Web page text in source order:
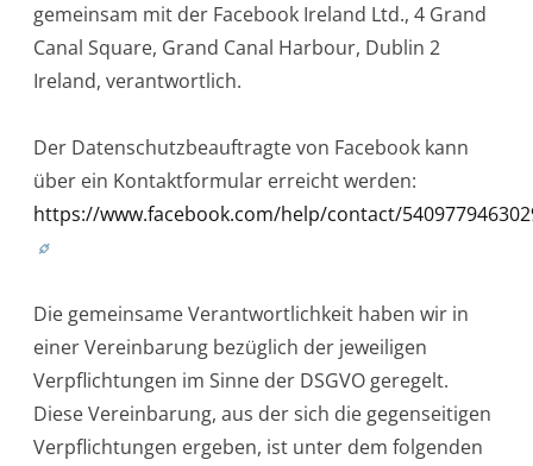
gemeinsam mit der Facebook Ireland Ltd., 4 Grand
Canal Square, Grand Canal Harbour, Dublin 2
Ireland, verantwortlich.
Der Datenschutzbeauftragte von Facebook kann
über ein Kontaktformular erreicht werden:
https://www.facebook.com/help/contact/
Die gemeinsame Verantwortlichkeit haben wir in
einer Vereinbarung bezüglich der jeweiligen
Verpflichtungen im Sinne der DSGVO geregelt.
Diese Vereinbarung, aus der sich die gegenseitigen
Verpflichtungen ergeben, ist unter dem folgenden